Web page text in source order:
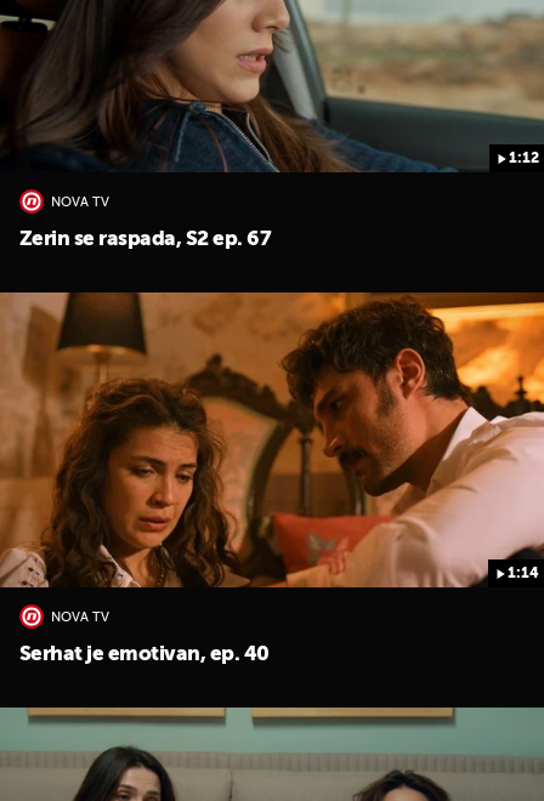
1:12
NOVA TV
Zerin se raspada, S2 ep. 67
1:14
NOVA TV
Serhat je emotivan, ep. 40